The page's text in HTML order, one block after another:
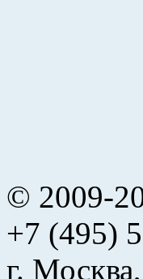
© 2009-
+7 (495)
г.